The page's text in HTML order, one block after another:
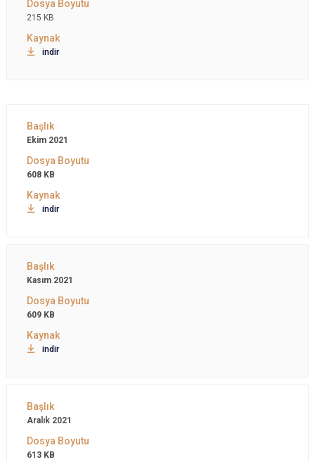
215 KB
indir
Ekim 2021
608 KB
indir
Kasım 2021
609 KB
indir
Aralık 2021
613 KB